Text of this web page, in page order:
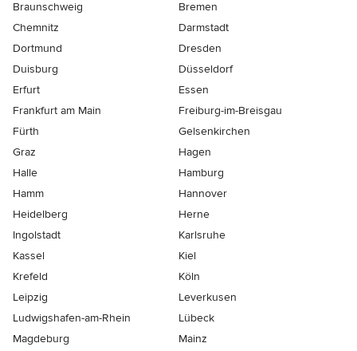
Braunschweig
Bremen
Chemnitz
Darmstadt
Dortmund
Dresden
Duisburg
Düsseldorf
Erfurt
Essen
Frankfurt am Main
Freiburg-im-Breisgau
Fürth
Gelsenkirchen
Graz
Hagen
Halle
Hamburg
Hamm
Hannover
Heidelberg
Herne
Ingolstadt
Karlsruhe
Kassel
Kiel
Krefeld
Köln
Leipzig
Leverkusen
Ludwigshafen-am-Rhein
Lübeck
Magdeburg
Mainz